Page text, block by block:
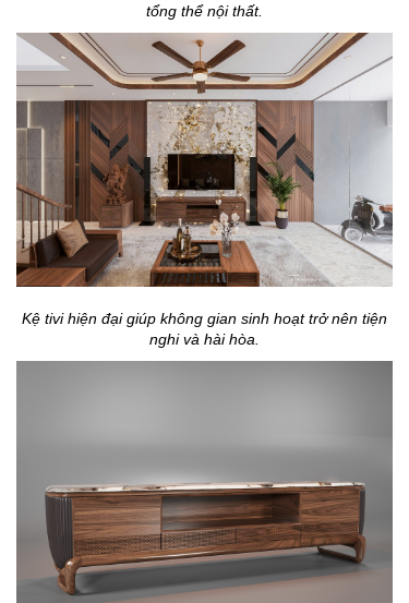
tổng thể nội thất.
Kệ tivi hiện đại giúp không gian sinh hoạt trở nên tiện
nghi và hài hòa.